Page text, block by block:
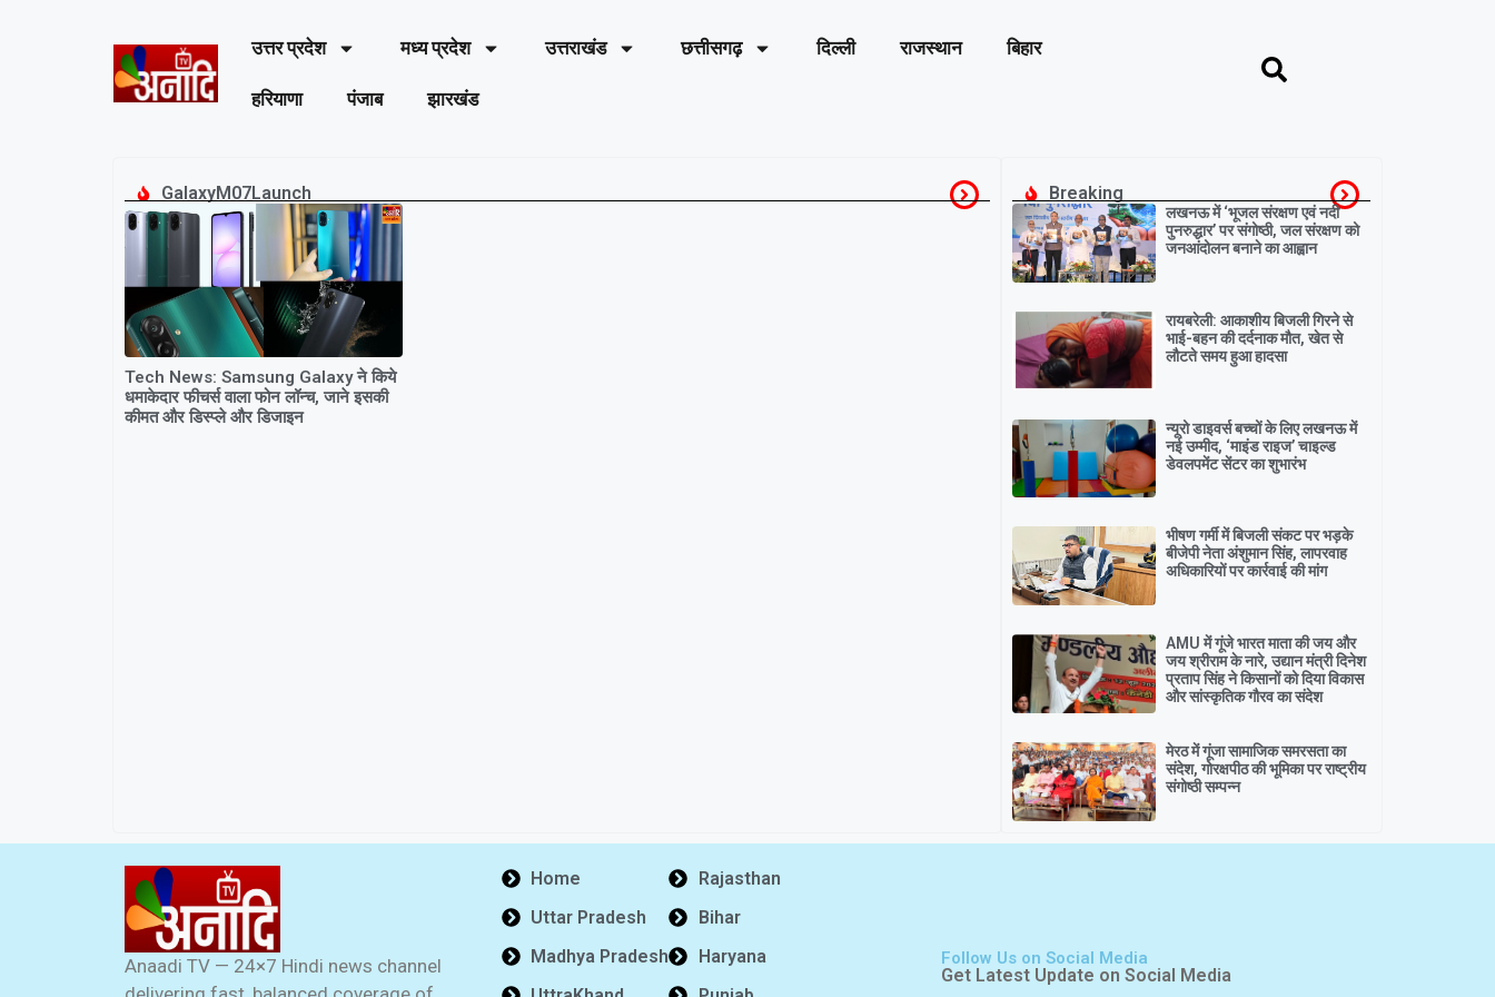
उत्तर प्रदेश मध्य प्रदेश उत्तराखंड छत्तीसगढ़ दिल्ली राजस्थान बिहार
हरियाणा पंजाब झारखंड
GalaxyM07Launch
Tech News: Samsung Galaxy ने किये
धमाकेदार फीचर्स वाला फोन लॉन्च, जाने इसकी
कीमत और डिस्प्ले और डिजाइन
Breaking
लखनऊ में ‘भूजल संरक्षण एवं नदी
पुनरुद्धार’ पर संगोष्ठी, जल संरक्षण को
जनआंदोलन बनाने का आह्वान
रायबरेली: आकाशीय बिजली गिरने से
भाई-बहन की दर्दनाक मौत, खेत से
लौटते समय हुआ हादसा
न्यूरो डाइवर्स बच्चों के लिए लखनऊ में
नई उम्मीद, ‘माइंड राइज’ चाइल्ड
डेवलपमेंट सेंटर का शुभारंभ
भीषण गर्मी में बिजली संकट पर भड़के
बीजेपी नेता अंशुमान सिंह, लापरवाह
अधिकारियों पर कार्रवाई की मांग
AMU में गूंजे भारत माता की जय और
जय श्रीराम के नारे, उद्यान मंत्री दिनेश
प्रताप सिंह ने किसानों को दिया विकास
और सांस्कृतिक गौरव का संदेश
मेरठ में गूंजा सामाजिक समरसता का
संदेश, गोरक्षपीठ की भूमिका पर राष्ट्रीय
संगोष्ठी सम्पन्न
Anaadi TV — 24×7 Hindi news channel
Home
Uttar Pradesh
Madhya Pradesh
Rajasthan
Bihar
Haryana
Follow Us on Social Media
Get Latest Update on Social Media